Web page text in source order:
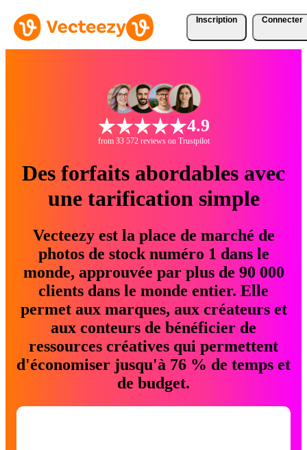
Inscription Connecter
4.9
from 33 572 reviews on Trustpilot
Des forfaits abordables avec
une tarification simple
Vecteezy est la place de marché de
photos de stock numéro 1 dans le
monde, approuvée par plus de 90 000
clients dans le monde entier. Elle
permet aux marques, aux créateurs et
aux conteurs de bénéficier de
ressources créatives qui permettent
d'économiser jusqu'à 76 % de temps et
de budget.